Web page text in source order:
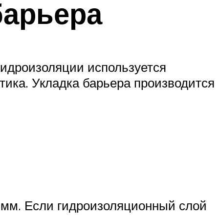
используется
Укладка барьера производится
Если гидроизоляционный слой